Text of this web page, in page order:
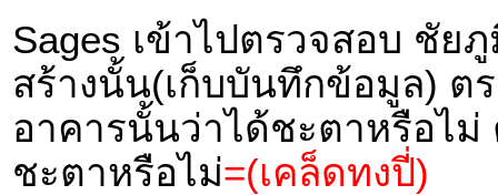
Sages เข้าไปตรวจสอบ ชัย
สร้างนั้น(เก็บบันทึกข้อมูล) ต
อาคารนั้นว่าได้ชะตาหรือไ
ชะตาหรือไม่=(เคล็ดทงปี่)